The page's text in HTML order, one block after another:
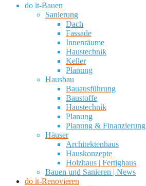
do it-Bauen
Sanierung
Dach
Fassade
Innenräume
Haustechnik
Keller
Planung
Hausbau
Bauausführung
Baustoffe
Haustechnik
Planung
Planung & Finanzierung
Häuser
Architektenhaus
Hauskonzepte
Holzhaus | Fertighaus
Bauen und Sanieren | News
do it-Renovieren